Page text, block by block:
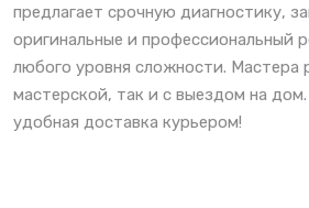
предлагает срочную диагностику,
оригинальные и профессиональный
любого уровня сложности. Мастера
мастерской, так и с выездом на
удобная доставка курьером!